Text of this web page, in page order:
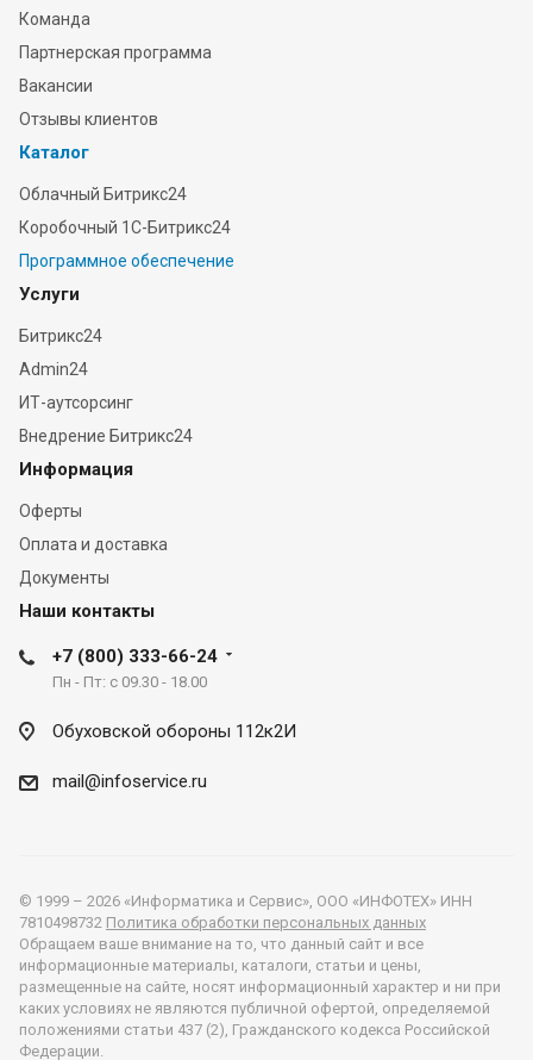
Команда
Партнерская программа
Вакансии
Отзывы клиентов
Каталог
Облачный Битрикс24
Коробочный 1С-Битрикс24
Программное обеспечение
Услуги
Битрикс24
Admin24
ИТ-аутсорсинг
Внедрение Битрикс24
Информация
Оферты
Оплата и доставка
Документы
Наши контакты
+7 (800) 333-66-24
Пн - Пт: с 09.30 - 18.00
Обуховской обороны 112к2И
mail@infoservice.ru
© 1999 – 2026 «Информатика и Сервис», ООО «ИНФОТЕХ» ИНН
7810498732 Политика обработки персональных данных
Обращаем ваше внимание на то, что данный сайт и все
информационные материалы, каталоги, статьи и цены,
размещенные на сайте, носят информационный характер и ни при
каких условиях не являются публичной офертой, определяемой
положениями статьи 437 (2), Гражданского кодекса Российской
Федерации.